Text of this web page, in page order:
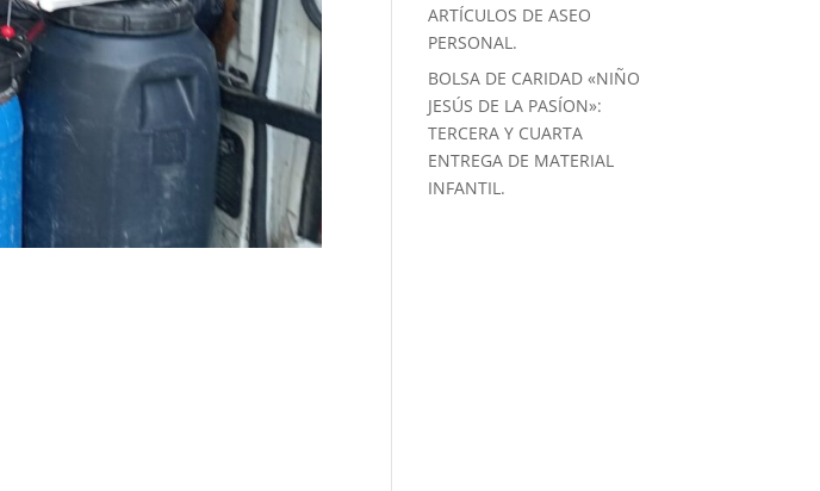
ARTÍCULOS DE ASEO
PERSONAL.
BOLSA DE CARIDAD «NIÑO
JESÚS DE LA PASÍON»:
TERCERA Y CUARTA
ENTREGA DE MATERIAL
INFANTIL.